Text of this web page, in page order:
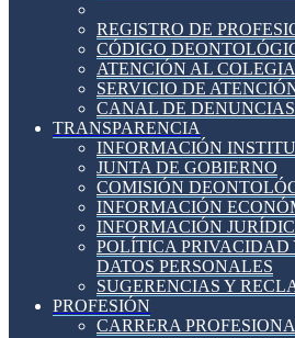
REGISTRO DE
CÓDIGO
ATENCIÓN AL
SERVICIO DE
CANAL DE DENUNCIAS
TRANSPARENCIA
INFORMACIÓN
JUNTA DE GOBIERNO
COMISIÓN
INFORMACIÓN
INFORMACIÓN
POLÍTICA PRIVACIDAD
DATOS PERSONALES
SUGERENCIAS Y
PROFESIÓN
CARRERA